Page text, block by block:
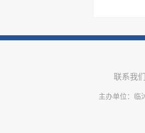
联系我
主办单位：临